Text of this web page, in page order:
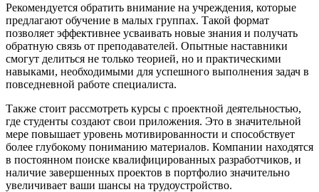
Рекомендуется обратить внимание на учреждения, которые
предлагают обучение в малых группах. Такой формат
позволяет эффективнее усваивать новые знания и получать
обратную связь от преподавателей. Опытные наставники
смогут делиться не только теорией, но и практическими
навыками, необходимыми для успешного выполнения задач в
повседневной работе специалиста.
Также стоит рассмотреть курсы с проектной деятельностью,
где студенты создают свои приложения. Это в значительной
мере повышает уровень мотивированности и способствует
более глубокому пониманию материалов. Компании находятся
в постоянном поиске квалифицированных разработчиков, и
наличие завершенных проектов в портфолио значительно
увеличивает ваши шансы на трудоустройство.